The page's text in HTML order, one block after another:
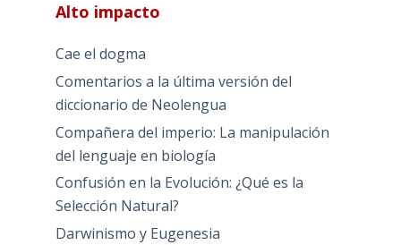
Alto impacto
Cae el dogma
Comentarios a la última versión del
diccionario de Neolengua
Compañera del imperio: La manipulación
del lenguaje en biología
Confusión en la Evolución: ¿Qué es la
Selección Natural?
Darwinismo y Eugenesia